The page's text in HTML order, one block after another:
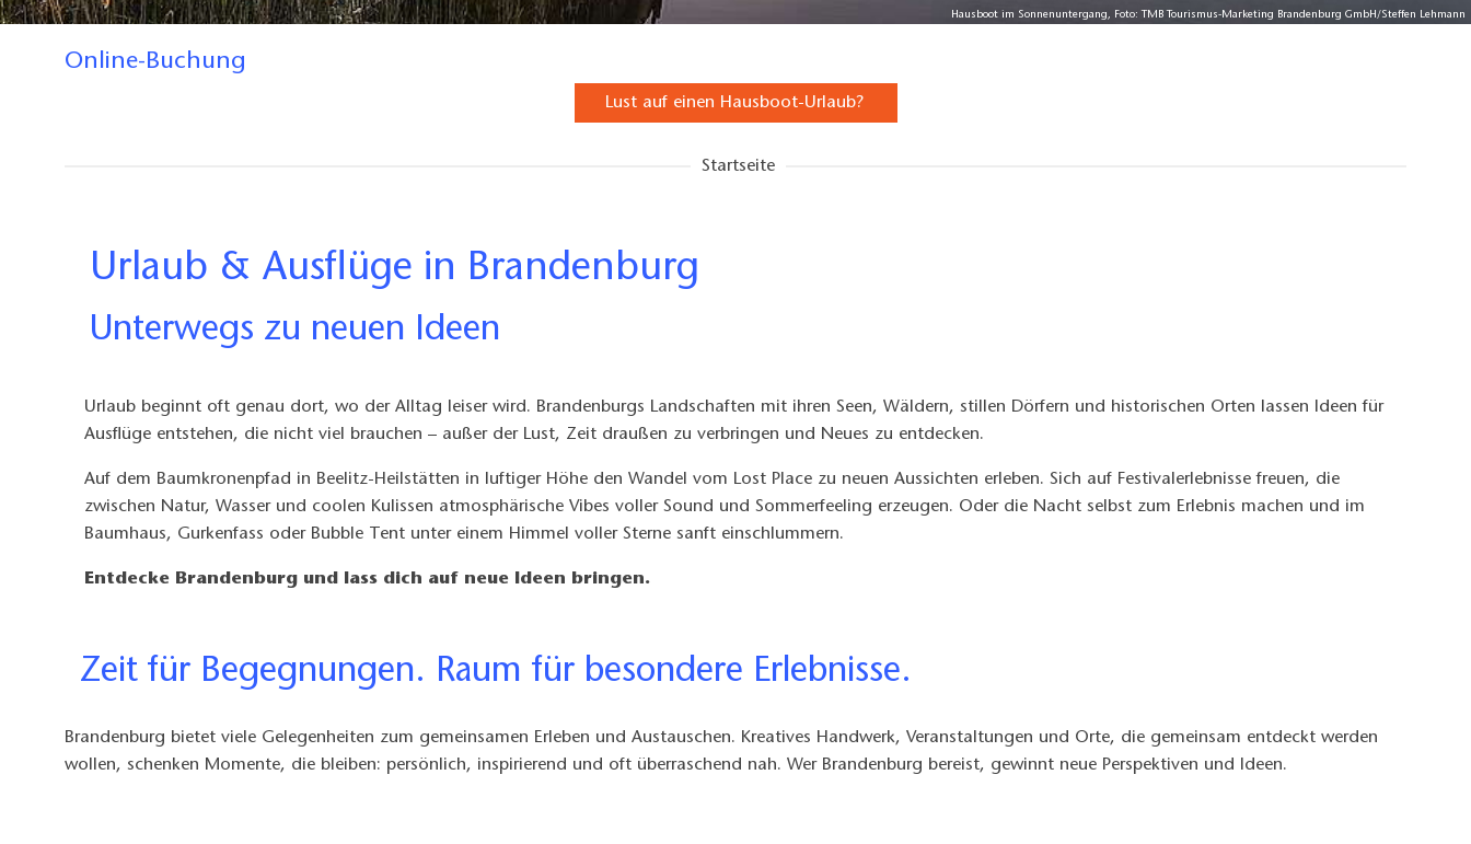
Hausboot im Sonnenuntergang, Foto: TMB Tourismus-Marketing Brandenburg GmbH/Steffen Lehmann
Online-Buchung
Lust auf einen Hausboot-Urlaub?
Startseite
Urlaub & Ausflüge in Brandenburg
Unterwegs zu neuen Ideen
Urlaub beginnt oft genau dort, wo der Alltag leiser wird. Brandenburgs Landschaften mit ihren Seen, Wäldern, stillen Dörfern und historischen Orten lassen Ideen für
Ausflüge entstehen, die nicht viel brauchen – außer der Lust, Zeit draußen zu verbringen und Neues zu entdecken.
Auf dem Baumkronenpfad in Beelitz-Heilstätten in luftiger Höhe den Wandel vom Lost Place zu neuen Aussichten erleben. Sich auf Festivalerlebnisse freuen, die
zwischen Natur, Wasser und coolen Kulissen atmosphärische Vibes voller Sound und Sommerfeeling erzeugen. Oder die Nacht selbst zum Erlebnis machen und im
Baumhaus, Gurkenfass oder Bubble Tent unter einem Himmel voller Sterne sanft einschlummern.
Entdecke Brandenburg und lass dich auf neue Ideen bringen.
Zeit für Begegnungen. Raum für besondere Erlebnisse.
Brandenburg bietet viele Gelegenheiten zum gemeinsamen Erleben und Austauschen. Kreatives Handwerk, Veranstaltungen und Orte, die gemeinsam entdeckt werden
wollen, schenken Momente, die bleiben: persönlich, inspirierend und oft überraschend nah. Wer Brandenburg bereist, gewinnt neue Perspektiven und Ideen.